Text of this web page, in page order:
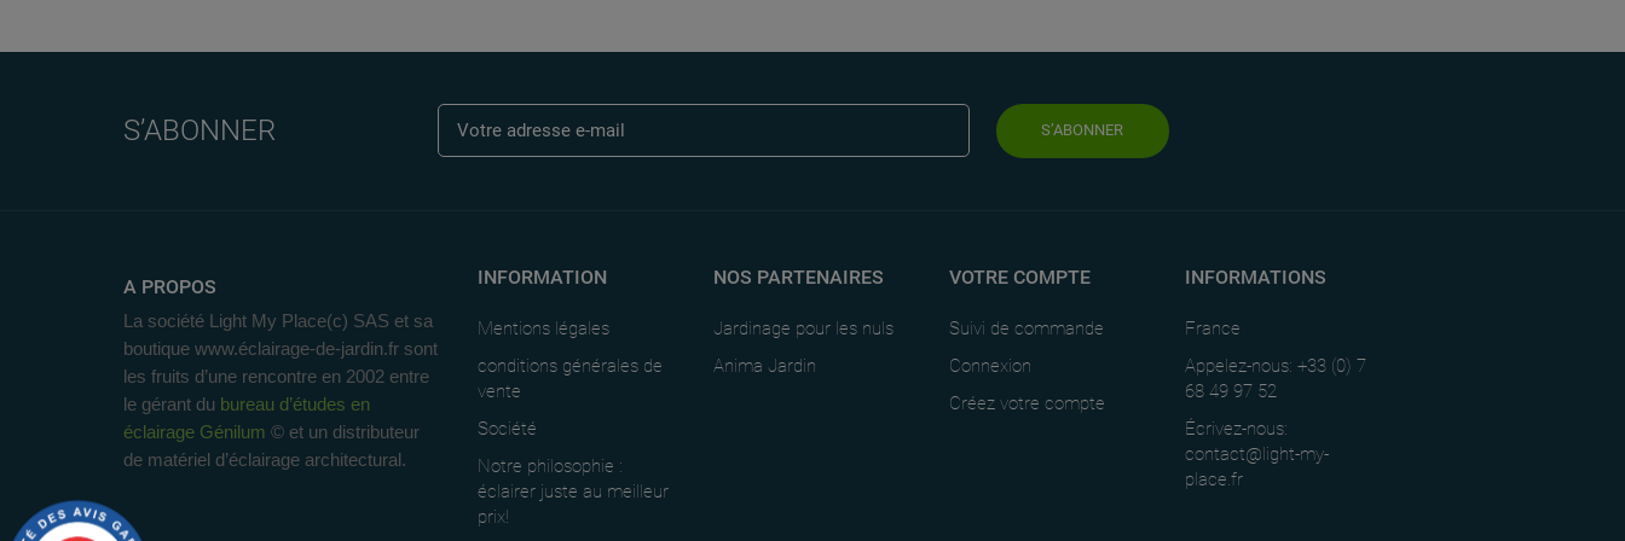
S’ABONNER S’ABONNER
A PROPOS
La société Light My Place(c) SAS et sa
boutique www.éclairage-de-jardin.fr sont
les fruits d’une rencontre en 2002 entre
le gérant du bureau d’études en
éclairage Génilum © et un distributeur
de matériel d’éclairage architectural.
INFORMATION
Mentions légales
conditions générales de
vente
Société
Notre philosophie :
éclairer juste au meilleur
prix!
NOS PARTENAIRES
Jardinage pour les nuls
Anima Jardin
VOTRE COMPTE
Suivi de commande
Connexion
Créez votre compte
INFORMATIONS
France
Appelez-nous: +33 (0) 7
68 49 97 52
Écrivez-nous:
contact@light-my-
place.fr